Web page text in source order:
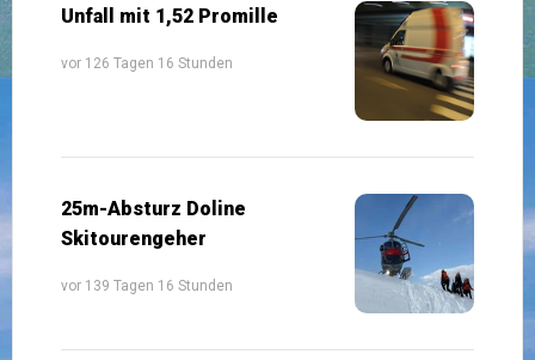
Unfall mit 1,52 Promille
vor 126 Tagen 16 Stunden
25m-Absturz Doline
Skitourengeher
vor 139 Tagen 16 Stunden